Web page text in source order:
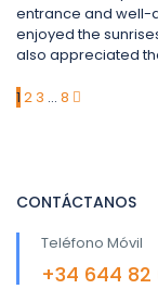
entrance and well-
enjoyed the
also appreciated
1 23 … 8
CONTÁCTANOS
Teléfono Móvil
+34 644 82